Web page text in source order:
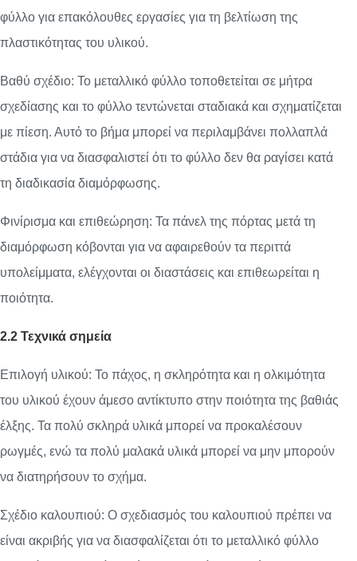
φύλλο για επακόλουθες εργασίες για τη βελτίωση της
πλαστικότητας του υλικού.
Βαθύ σχέδιο: Το μεταλλικό φύλλο τοποθετείται σε μήτρα
σχεδίασης και το φύλλο τεντώνεται σταδιακά και σχηματίζεται
με πίεση. Αυτό το βήμα μπορεί να περιλαμβάνει πολλαπλά
στάδια για να διασφαλιστεί ότι το φύλλο δεν θα ραγίσει κατά
τη διαδικασία διαμόρφωσης.
Φινίρισμα και επιθεώρηση: Τα πάνελ της πόρτας μετά τη
διαμόρφωση κόβονται για να αφαιρεθούν τα περιττά
υπολείμματα, ελέγχονται οι διαστάσεις και επιθεωρείται η
ποιότητα.
2.2 Τεχνικά σημεία
Επιλογή υλικού: Το πάχος, η σκληρότητα και η ολκιμότητα
του υλικού έχουν άμεσο αντίκτυπο στην ποιότητα της βαθιάς
έλξης. Τα πολύ σκληρά υλικά μπορεί να προκαλέσουν
ρωγμές, ενώ τα πολύ μαλακά υλικά μπορεί να μην μπορούν
να διατηρήσουν το σχήμα.
Σχέδιο καλουπιού: Ο σχεδιασμός του καλουπιού πρέπει να
είναι ακριβής για να διασφαλίζεται ότι το μεταλλικό φύλλο